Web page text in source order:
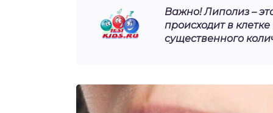
Важно! Липолиз –
происходит в
существенного